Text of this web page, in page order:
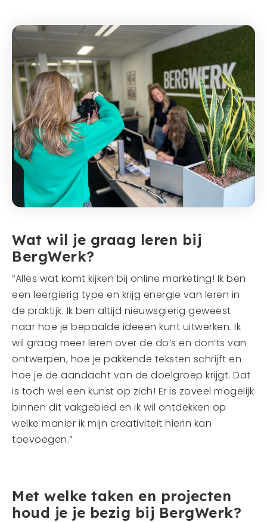
Wat wil je graag leren bij
BergWerk?
“Alles wat komt kijken bij online marketing! Ik ben
een leergierig type en krijg energie van leren in
de praktijk. Ik ben altijd nieuwsgierig geweest
naar hoe je bepaalde ideeën kunt uitwerken. Ik
wil graag meer leren over de do’s en don’ts van
ontwerpen, hoe je pakkende teksten schrijft en
hoe je de aandacht van de doelgroep krijgt. Dat
is toch wel een kunst op zich! Er is zoveel mogelijk
binnen dit vakgebied en ik wil ontdekken op
welke manier ik mijn creativiteit hierin kan
toevoegen.”
Met welke taken en projecten
houd je je bezig bij BergWerk?